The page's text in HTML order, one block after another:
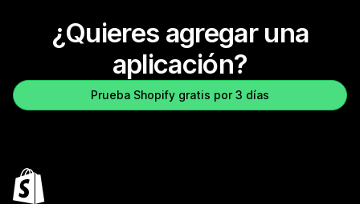
¿Quieres agregar una
aplicación?
Prueba Shopify gratis por 3 días